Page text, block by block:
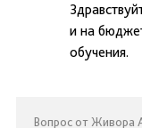
и на
обучения.
Вопрос от Живора